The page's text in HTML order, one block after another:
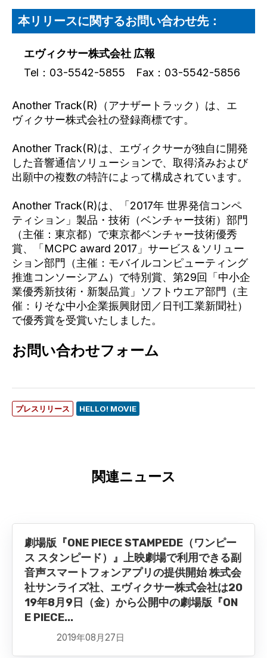
本リリースに関するお問い合わせ先：
エヴィクサー株式会社 広報
Tel：03-5542-5855 Fax：03-5542-5856
Another Track(R)（アナザートラック）は、エ
ヴィクサー株式会社の登録商標です。
Another Track(R)は、エヴィクサーが独自に開発
した音響通信ソリューションで、取得済みおよび
出願中の複数の特許によって構成されています。
Another Track(R)は、「2017年 世界発信コンペ
ティション」製品・技術（ベンチャー技術）部門
（主催：東京都）で東京都ベンチャー技術優秀
賞、「MCPC award 2017」サービス＆ソリュー
ション部門（主催：モバイルコンピューティング
推進コンソーシアム）で特別賞、第29回「中小企
業優秀新技術・新製品賞」ソフトウエア部門（主
催：りそな中小企業振興財団／日刊工業新聞社）
で優秀賞を受賞いたしました。
お問い合わせフォーム
プレスリリース HELLO! MOVIE
関連ニュース
劇場版『ONE PIECE STAMPEDE（ワンピー
ス スタンピード）』上映劇場で利用できる副
音声スマートフォンアプリの提供開始 株式会
社サンライズ社、エヴィクサー株式会社は20
19年8月9日（金）から公開中の劇場版『ON
E PIECE...
2019年08月27日